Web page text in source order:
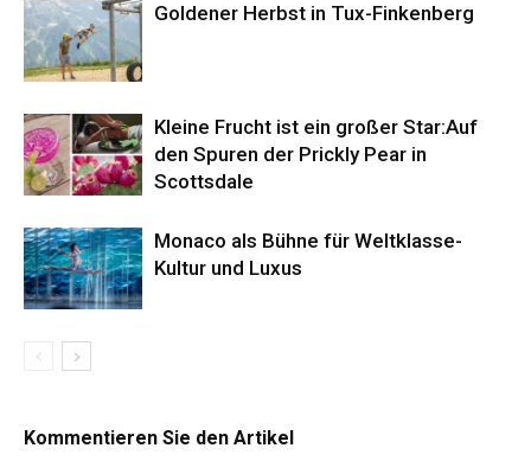
Goldener Herbst in Tux-Finkenberg
Kleine Frucht ist ein großer Star:Auf
den Spuren der Prickly Pear in
Scottsdale
Monaco als Bühne für Weltklasse-
Kultur und Luxus
Kommentieren Sie den Artikel